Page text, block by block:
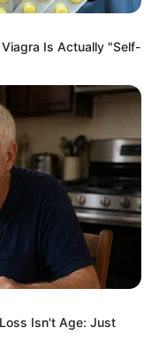
Is Actually "Self-
Isn't Age: Just